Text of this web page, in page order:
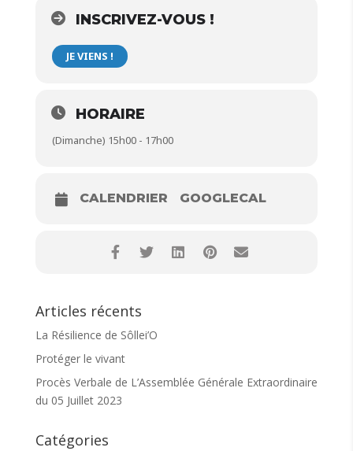
Ouvert à toutes et tous. N’hésitez pas à ramener vos
ingrédients pour que l’on improvise !
Inscription recommandée
A bientôt 🍪
INSCRIVEZ-VOUS !
JE VIENS !
HORAIRE
(Dimanche) 15h00 - 17h00
CALENDRIER GOOGLECAL
Articles récents
La Résilience de Sôllei’O
Protéger le vivant
Procès Verbale de L’Assemblée Générale Extraordinaire
du 05 Juillet 2023
Catégories